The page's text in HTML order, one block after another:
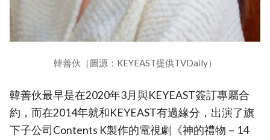
韓善伙（圖源：KEYEAST提供TVDaily）
韓善伙最早是在2020年3月與KEYEAST簽訂專屬合
約，而在2014年就和KEYEAST有過緣分，出演了旗
下子公司Contents K製作的電視劇《神的禮物－14